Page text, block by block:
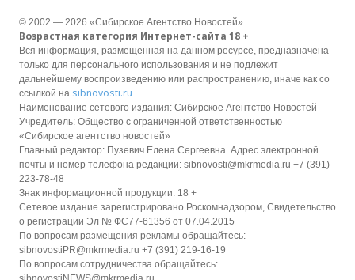
© 2002 — 2026 «Сибирское Агентство Новостей»
Возрастная категория Интернет-сайта 18 +
Вся информация, размещенная на данном ресурсе, предназначена
только для персонального использования и не подлежит
дальнейшему воспроизведению или распространению, иначе как со
ссылкой на sibnovosti.ru.
Наименование сетевого издания: Сибирское Агентство Новостей
Учредитель: Общество с ограниченной ответственностью
«Сибирское агентство новостей»
Главный редактор: Пузевич Елена Сергеевна. Адрес электронной
почты и номер телефона редакции: sibnovosti@mkrmedia.ru +7 (391)
223-78-48
Знак информационной продукции: 18 +
Сетевое издание зарегистрировано Роскомнадзором, Свидетельство
о регистрации Эл № ФС77-61356 от 07.04.2015
По вопросам размещения рекламы обращайтесь:
sibnovostiPR@mkrmedia.ru +7 (391) 219-16-19
По вопросам сотрудничества обращайтесь: